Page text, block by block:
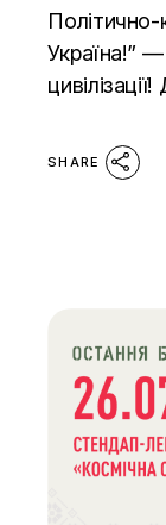
Україна!”
SHARE